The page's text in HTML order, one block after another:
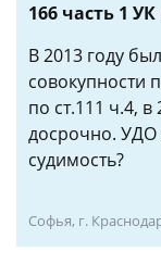
166 часть 1
В 2013 году
совокупности
по ст.111 ч.4,
досрочно. УДО
судимость?
Софья, г.